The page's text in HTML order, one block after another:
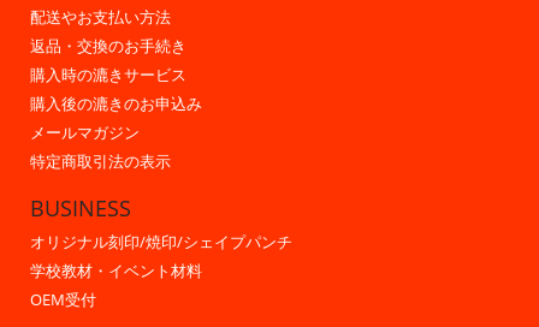
配送やお支払い方法
返品・交換のお手続き
購入時の漉きサービス
購入後の漉きのお申込み
メールマガジン
特定商取引法の表示
BUSINESS
オリジナル刻印/焼印/シェイプパンチ
学校教材・イベント材料
OEM受付